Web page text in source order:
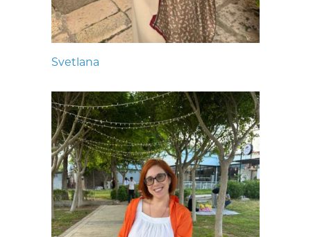
Svetlana